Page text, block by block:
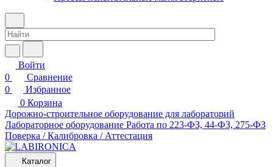
Войти
0
Сравнение
0
Избранное
0 Корзина
Дорожно-строительное оборудование для лабораторий
Лабораторное оборудование Работа по 223-ФЗ, 44-ФЗ, 275-ФЗ
Поверка / Калибровка / Аттестация
Каталог